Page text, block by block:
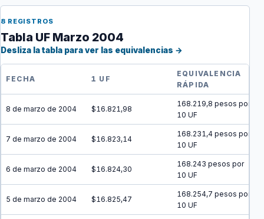
8 REGISTROS
Tabla UF Marzo 2004
Desliza la tabla para ver las equivalencias →
FECHA 1 UF
EQUIVALENCIA
RÁPIDA
8 de marzo de 2004 $16.821,98
168.219,8 pesos por
10 UF
7 de marzo de 2004 $16.823,14
168.231,4 pesos por
10 UF
6 de marzo de 2004 $16.824,30
168.243 pesos por
10 UF
5 de marzo de 2004 $16.825,47
168.254,7 pesos por
10 UF